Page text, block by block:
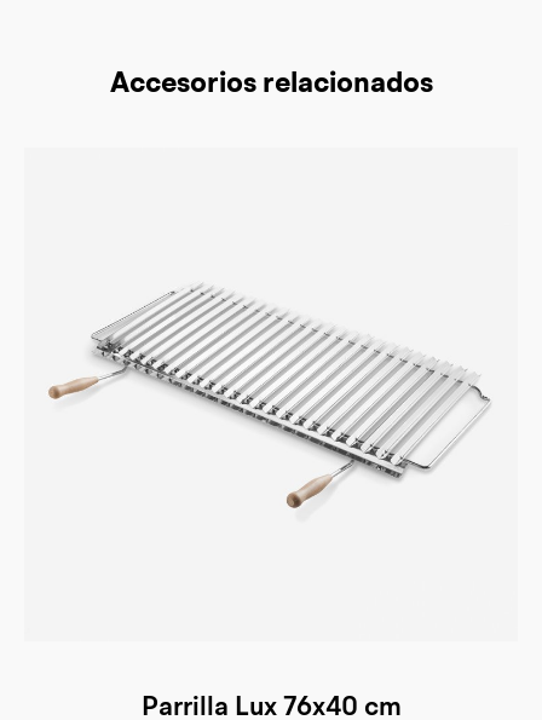
Accesorios relacionados
Parrilla Lux 76x40 cm